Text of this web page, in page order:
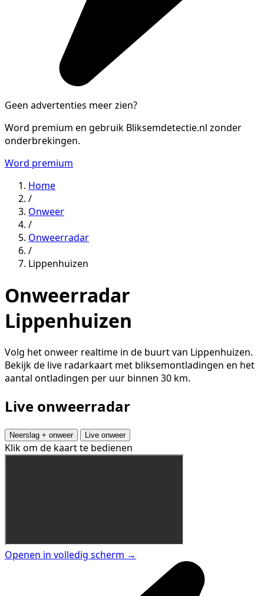
Geen advertenties meer zien?
Word premium en gebruik Bliksemdetectie.nl zonder
onderbrekingen.
Word premium
Home
/
Onweer
/
Onweerradar
/
Lippenhuizen
Onweerradar
Lippenhuizen
Volg het onweer realtime in de buurt van Lippenhuizen.
Bekijk de live radarkaart met bliksemontladingen en het
aantal ontladingen per uur binnen 30 km.
Live onweerradar
Neerslag + onweer Live onweer
Klik om de kaart te bedienen
Openen in volledig scherm →